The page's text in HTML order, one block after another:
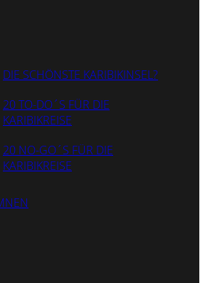
DIE SCHÖNSTE KARIBIKINSEL?
20 TO-DO´S FÜR DIE
KARIBIKREISE
20 NO-GO´S FÜR DIE
KARIBIKREISE